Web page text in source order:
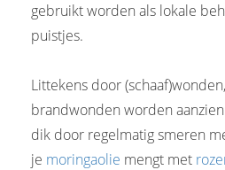
gebruikt worden als lokale
puistjes.
Littekens door
brandwonden worden
dik door regelmatig smeren
je moringaolie mengt met